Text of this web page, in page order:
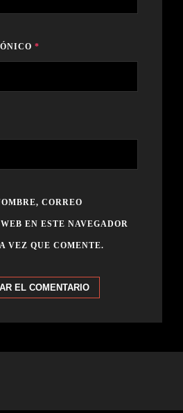
*
CORREO
EN ESTE NAVEGADOR
VEZ QUE COMENTE.